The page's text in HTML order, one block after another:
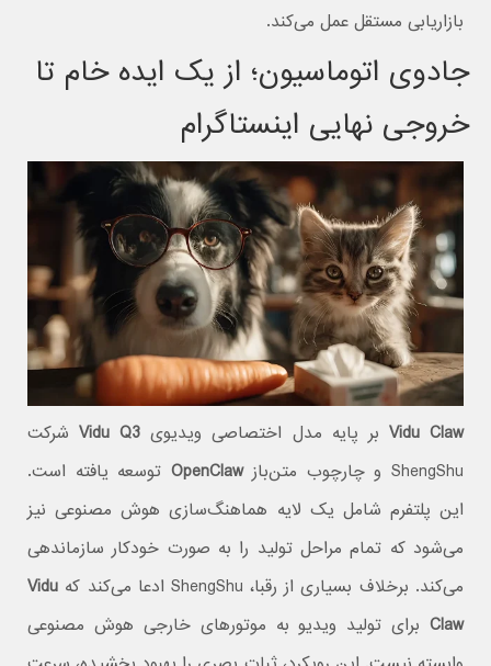
بازاریابی مستقل عمل می‌کند.
جادوی اتوماسیون؛ از یک ایده خام تا
خروجی نهایی اینستاگرام
Vidu Claw بر پایه مدل اختصاصی ویدیوی Vidu Q3شرکت
ShengShu و چارچوب متن‌باز
OpenClaw توسعه یافته است.
این پلتفرم شامل یک لایه هماهنگ‌سازی هوش مصنوعی نیز
می‌شود که تمام مراحل تولید را به صورت خودکار سازماندهی
می‌کند. برخلاف بسیاری از رقبا، ShengShu ادعا می‌کند که
Vidu
Claw برای تولید ویدیو به موتورهای خارجی هوش مصنوعی